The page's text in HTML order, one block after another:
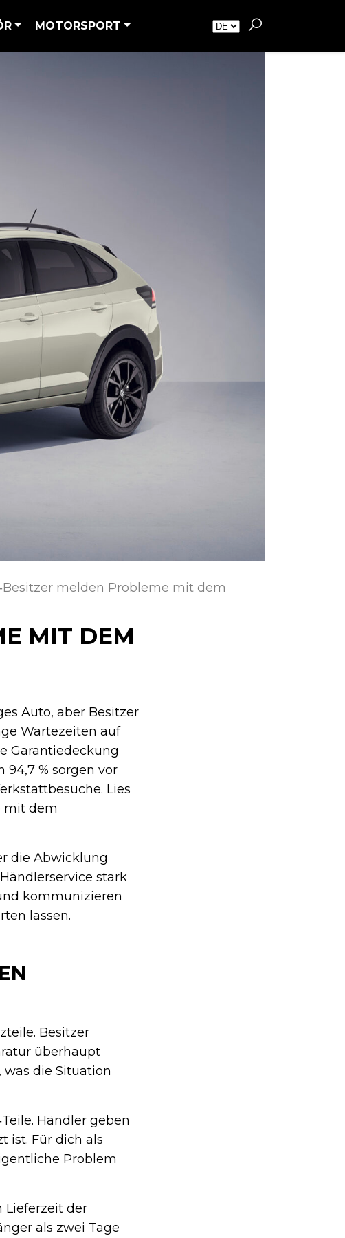
MOTORSPORT
melden Probleme mit dem
MIT DEM
Auto, aber Besitzer
Wartezeiten auf
Garantiedeckung
% sorgen vor
Lies
mit dem
die Abwicklung
stark
kommunizieren
lassen.
Besitzer
überhaupt
die Situation
Händler geben
ist. Für dich als
Problem
Lieferzeit der
als zwei Tage